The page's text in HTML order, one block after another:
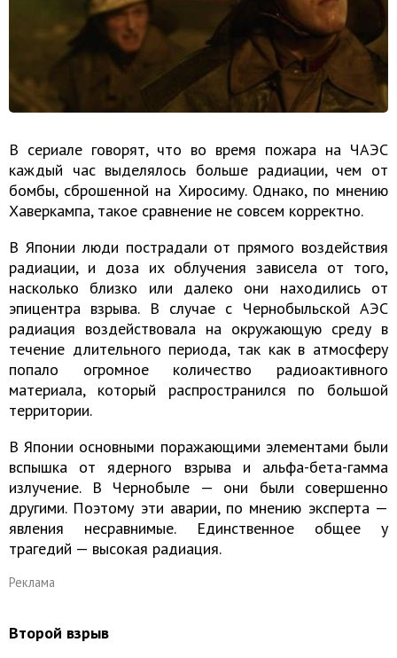
В сериале говорят, что во время пожара на ЧАЭС
каждый час выделялось больше радиации, чем от
бомбы, сброшенной на Хиросиму. Однако, по мнению
Хаверкампа, такое сравнение не совсем корректно.
В Японии люди пострадали от прямого воздействия
радиации, и доза их облучения зависела от того,
насколько близко или далеко они находились от
эпицентра взрыва. В случае с Чернобыльской АЭС
радиация воздействовала на окружающую среду в
течение длительного периода, так как в атмосферу
попало огромное количество радиоактивного
материала, который распространился по большой
территории.
В Японии основными поражающими элементами были
вспышка от ядерного взрыва и альфа-бета-гамма
излучение. В Чернобыле — они были совершенно
другими. Поэтому эти аварии, по мнению эксперта —
явления несравнимые. Единственное общее у
трагедий — высокая радиация.
Реклама
Второй взрыв